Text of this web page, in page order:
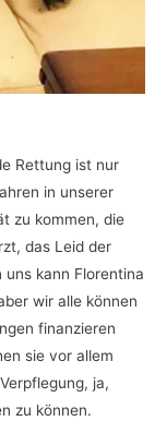
Rettung ist nur
in unserer
zu kommen, die
das Leid der
kann Florentina
wir alle können
finanzieren
sie vor allem
ja,
zu können.